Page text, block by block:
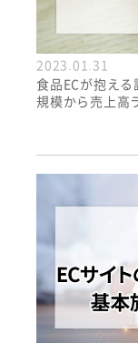
2023.01.31
食品ECが抱え
規模から売上高